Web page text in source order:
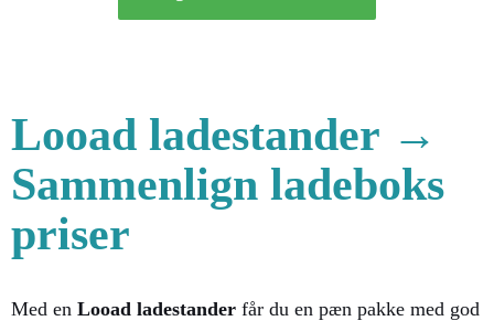
Looad ladestander →
Sammenlign ladeboks
priser
Med en Looad ladestander får du en pæn pakke med god